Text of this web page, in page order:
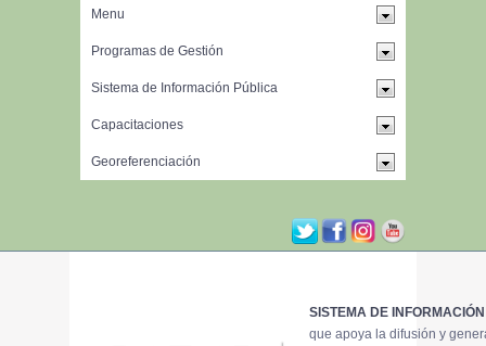
SISTEMA DE
que apoya la difusión y